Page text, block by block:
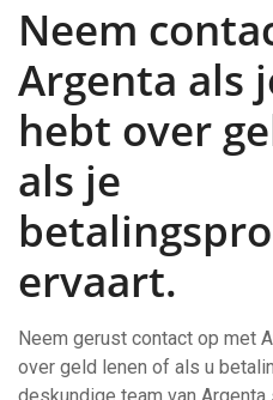
Neem
Argenta als
hebt over
als je
ervaart.
Neem gerust contact op met
over geld lenen of als u